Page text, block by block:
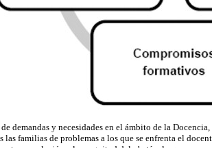
demandas y necesidades en el ámbito de la
las familias de problemas a los que se enfrenta el